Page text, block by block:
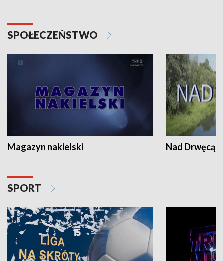
SPOŁECZEŃSTWO
Magazyn nakielski Nad Drwęcą
SPORT